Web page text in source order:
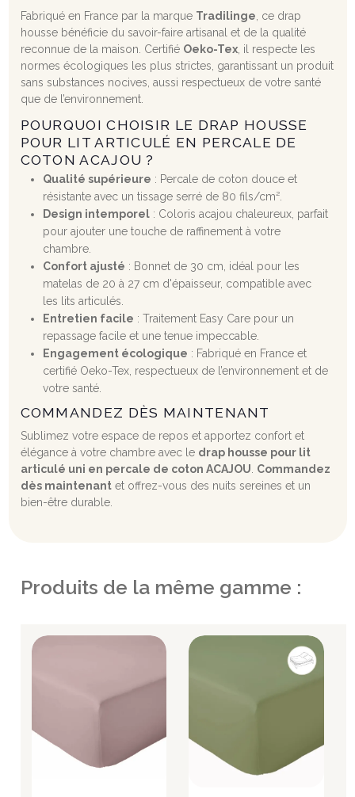
Fabriqué en France par la marque Tradilinge , ce drap
housse bénéficie du savoir-faire artisanal et de la qualité
reconnue de la maison. Certifié Oeko-Tex, il respecte les
normes écologiques les plus strictes, garantissant un produit
sans substances nocives, aussi respectueux de votre santé
que de l’environnement.
POURQUOI CHOISIR LE DRAP HOUSSE
POUR LIT ARTICULÉ EN PERCALE DE
COTON ACAJOU ?
Qualité supérieure : Percale de coton douce et
résistante avec un tissage serré de 80 fils/cm².
Design intemporel: Coloris acajou chaleureux, parfait
pour ajouter une touche de raffinement à votre
chambre.
Confort ajusté : Bonnet de 30 cm, idéal pour les
matelas de 20 à 27 cm d'épaisseur, compatible avec
les lits articulés.
Entretien facile : Traitement Easy Care pour un
repassage facile et une tenue impeccable.
Engagement écologique : Fabriqué en France et
certifié Oeko-Tex, respectueux de l’environnement et de
votre santé.
COMMANDEZ DÈS MAINTENANT
Sublimez votre espace de repos et apportez confort et
élégance à votre chambre avec le drap housse pour lit
articulé uni en percale de coton ACAJOU Commandez
dès maintenantet offrez-vous des nuits sereines et un
bien-être durable.
Produits de la même gamme :